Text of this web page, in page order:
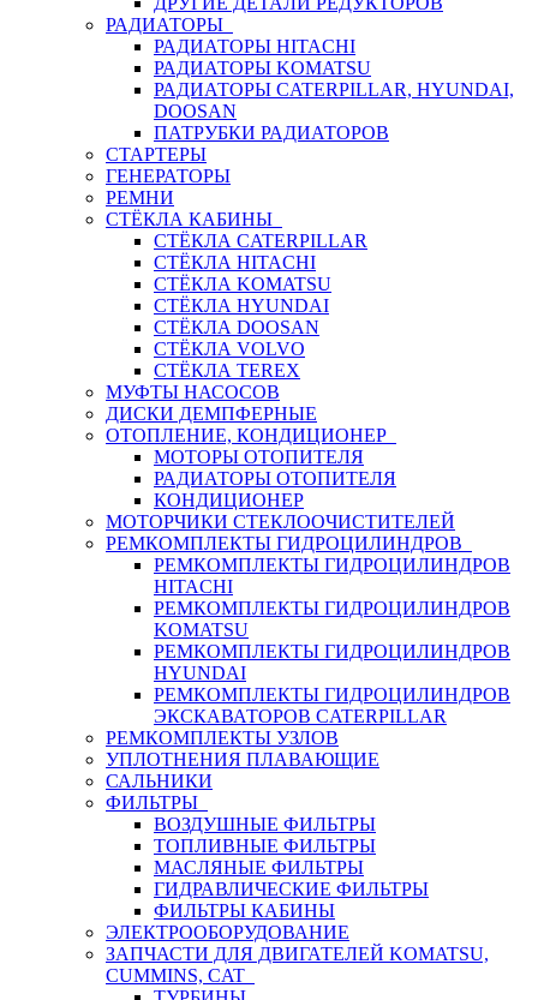
РАДИАТОРЫ
РАДИАТОРЫ HITACHI
РАДИАТОРЫ KOMATSU
РАДИАТОРЫ CATERPILLAR, HYUNDAI,
DOOSAN
ПАТРУБКИ РАДИАТОРОВ
СТАРТЕРЫ
ГЕНЕРАТОРЫ
РЕМНИ
СТЁКЛА КАБИНЫ
СТЁКЛА CATERPILLAR
СТЁКЛА HITACHI
СТЁКЛА KOMATSU
СТЁКЛА HYUNDAI
СТЁКЛА DOOSAN
СТЁКЛА VOLVO
СТЁКЛА TEREX
МУФТЫ НАСОСОВ
ДИСКИ ДЕМПФЕРНЫЕ
ОТОПЛЕНИЕ, КОНДИЦИОНЕР
МОТОРЫ ОТОПИТЕЛЯ
РАДИАТОРЫ ОТОПИТЕЛЯ
КОНДИЦИОНЕР
МОТОРЧИКИ СТЕКЛООЧИСТИТЕЛЕЙ
РЕМКОМПЛЕКТЫ ГИДРОЦИЛИНДРОВ
РЕМКОМПЛЕКТЫ ГИДРОЦИЛИНДРОВ
HITACHI
РЕМКОМПЛЕКТЫ ГИДРОЦИЛИНДРОВ
KOMATSU
РЕМКОМПЛЕКТЫ ГИДРОЦИЛИНДРОВ
HYUNDAI
РЕМКОМПЛЕКТЫ ГИДРОЦИЛИНДРОВ
ЭКСКАВАТОРОВ CATERPILLAR
РЕМКОМПЛЕКТЫ УЗЛОВ
УПЛОТНЕНИЯ ПЛАВАЮЩИЕ
САЛЬНИКИ
ФИЛЬТРЫ
ВОЗДУШНЫЕ ФИЛЬТРЫ
ТОПЛИВНЫЕ ФИЛЬТРЫ
МАСЛЯНЫЕ ФИЛЬТРЫ
ГИДРАВЛИЧЕСКИЕ ФИЛЬТРЫ
ФИЛЬТРЫ КАБИНЫ
ЭЛЕКТРООБОРУДОВАНИЕ
ЗАПЧАСТИ ДЛЯ ДВИГАТЕЛЕЙ KOMATSU,
CUMMINS, CAT